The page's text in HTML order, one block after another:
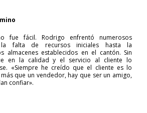
fue fácil. Rodrigo enfrentó numerosos
la falta de recursos iniciales hasta la
almacenes establecidos en el cantón. Sin
en la calidad y el servicio al cliente lo
«Siempre he creído que el cliente es lo
que un vendedor, hay que ser un amigo,
confiar».